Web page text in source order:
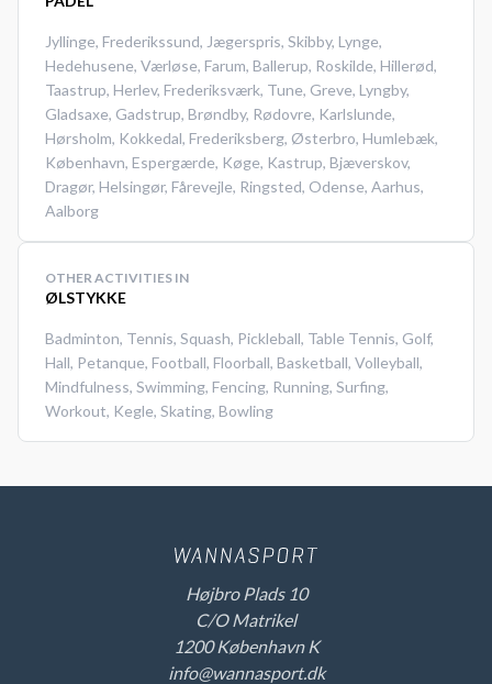
Jyllinge, Frederikssund, Jægerspris, Skibby, Lynge,
Hedehusene, Værløse, Farum, Ballerup, Roskilde, Hillerød,
Taastrup, Herlev, Frederiksværk, Tune, Greve, Lyngby,
Gladsaxe, Gadstrup, Brøndby, Rødovre, Karlslunde,
Hørsholm, Kokkedal, Frederiksberg, Østerbro, Humlebæk,
København, Espergærde, Køge, Kastrup, Bjæverskov,
Dragør, Helsingør, Fårevejle, Ringsted, Odense, Aarhus,
Aalborg
OTHER ACTIVITIES IN
ØLSTYKKE
Badminton, Tennis, Squash, Pickleball, Table Tennis, Golf,
Hall, Petanque, Football, Floorball, Basketball, Volleyball,
Mindfulness, Swimming, Fencing, Running, Surfing,
Workout, Kegle, Skating, Bowling
Højbro Plads 10
C/O Matrikel
1200 København K
info@wannasport.dk